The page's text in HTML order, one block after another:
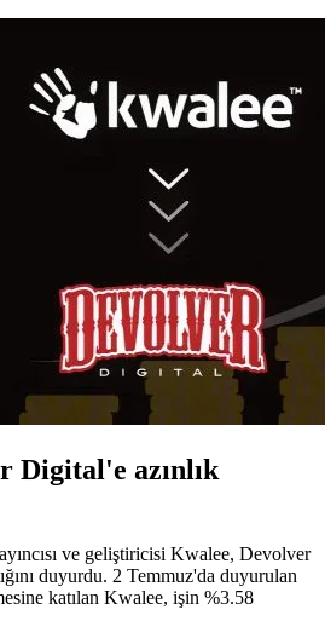
Digital 'e azınlık
ve geliştiricisi Kwalee, Devolver
duyurdu. 2 Temmuz'da duyurulan
katılan Kwalee, işin %3.58